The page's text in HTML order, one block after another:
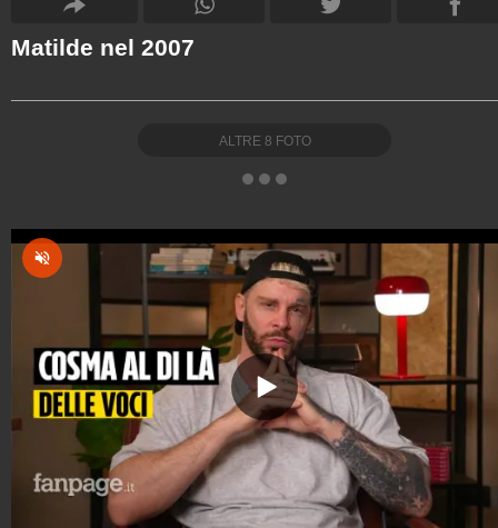
Matilde nel 2007
ALTRE 8 FOTO